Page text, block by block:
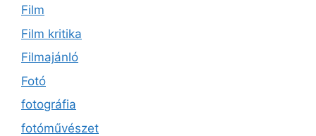
Film
Film kritika
Filmajánló
Fotó
fotográfia
fotóművészet